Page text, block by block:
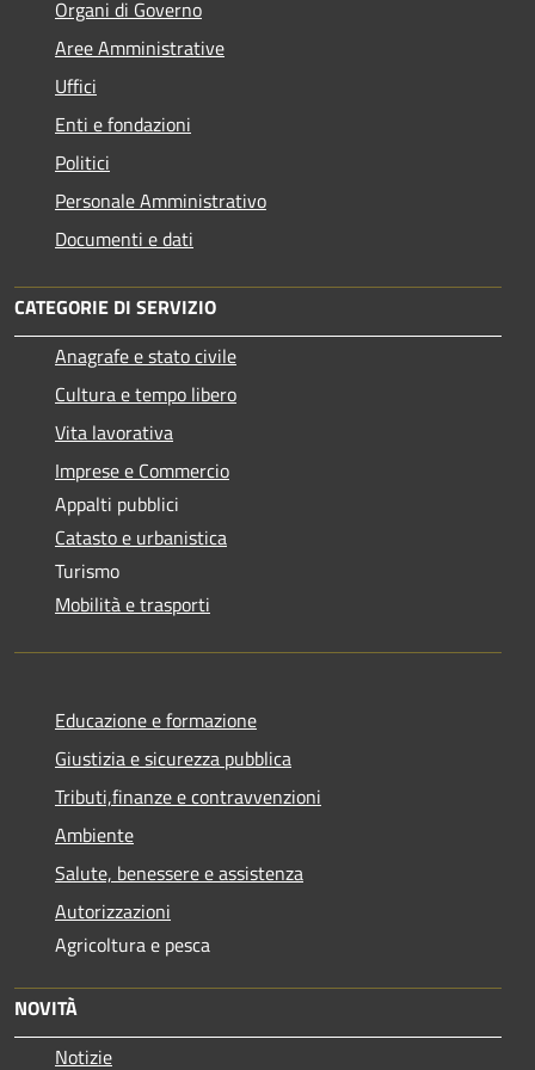
Organi di Governo
Aree Amministrative
Uffici
Enti e fondazioni
Politici
Personale Amministrativo
Documenti e dati
CATEGORIE DI SERVIZIO
Anagrafe e stato civile
Cultura e tempo libero
Vita lavorativa
Imprese e Commercio
Appalti pubblici
Catasto e urbanistica
Turismo
Mobilità e trasporti
Educazione e formazione
Giustizia e sicurezza pubblica
Tributi,finanze e contravvenzioni
Ambiente
Salute, benessere e assistenza
Autorizzazioni
Agricoltura e pesca
NOVITÀ
Notizie